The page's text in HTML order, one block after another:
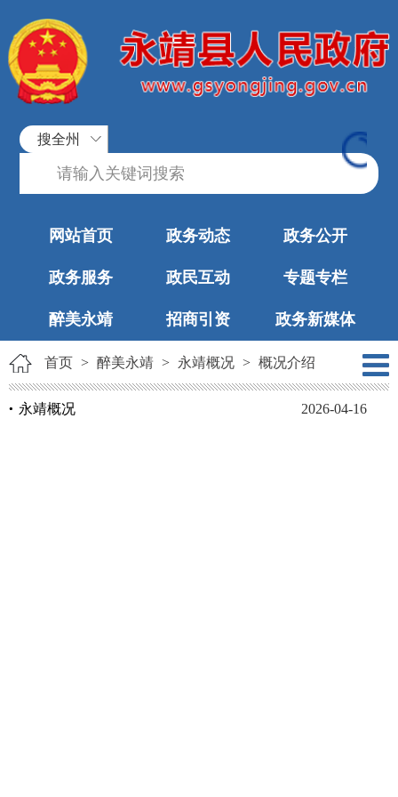
搜全州
网站首页 政务动态 政务公开
政务服务 政民互动 专题专栏
醉美永靖 招商引资 政务新媒体
首页 > 醉美永靖 > 永靖概况 > 概况介绍
永靖概况 2026-04-16